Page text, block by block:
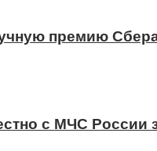
премию
с МЧС России